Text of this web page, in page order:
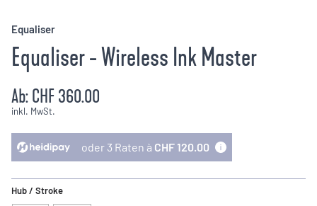
Equaliser
Equaliser - Wireless Ink Master
Ab:CHF 360.00
inkl. MwSt.
oder 3 Raten à CHF 120.00
Hub / Stroke